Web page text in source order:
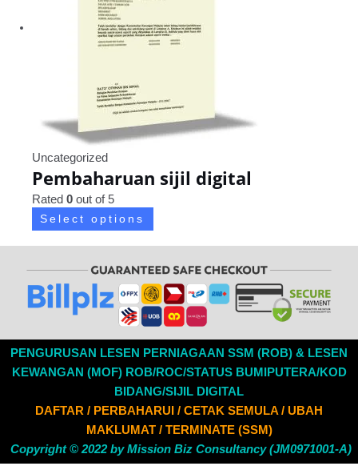
Uncategorized
Pembaharuan sijil digital
Rated 0 out of 5
Select options
PENGURUSAN LESEN PERNIAGAAN SSM (ROB) & LESEN
KEWANGAN (MOF) ROB/ROC/STATUS BUMIPUTERA/KOD
BIDANG/SIJIL DIGITAL
DAFTAR / PERBAHARUI / CETAK SEMULA / UBAH
MAKLUMAT / TERMINATE (SSM)
Copyright © 2022 byMission Biz Consultancy (JM0971001-A)